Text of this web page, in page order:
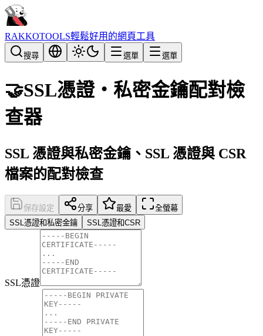
RAKKOTOOLS輕鬆好用的網頁工具
搜尋 選單 選單
🤝SSL憑證・私密金鑰配對檢
查器
SSL 憑證與私密金鑰、SSL 憑證與 CSR
檔案的配對檢查
保存設定 分享 最愛
全螢幕
SSL憑證和私密金鑰
SSL憑證和CSR
SSL憑證